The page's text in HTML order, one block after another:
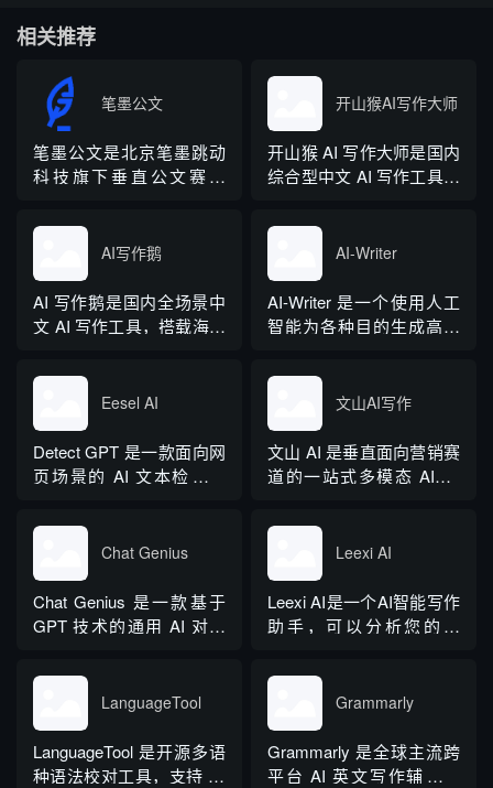
相关推荐
笔墨公文
笔墨公文是北京笔墨跳动
科技旗下垂直公文赛道
制公文专业场景，依托海
量标准公文语料训练专属
大模型。平台整合 AI 公文
生成、全维度智能校对、
范文库、实时更新素材
撰写、文稿合...
开山猴AI写作大师
开山猴 AI 写作大师是国内
综合型中文 AI 写作工具，
方法论与自研大模型算
法，大幅降低 AI 使用门
槛，无需专业提示词技巧
即可产出高质量文稿。平
台覆盖 20 余个行业领域、
AI写作鹅
AI 写作鹅是国内全场景中
文 AI 写作工具，搭载海量
公文、学术论文、电商短
视频、新媒体、文学创
作、多行业策划等上百类
场景，集成伪原创改写、
图生文、多语言翻译、
AI-Writer
AI-Writer 是一个使用人工
智能为各种目的生成高质
论您是需要撰写博客文
章、产品描述、登录页面
还是研究论文。
Eesel AI
Detect GPT 是一款面向网
页场景的 AI 文本检测工
主，核心能力是实时扫描
网页文字，甄别 GPT 系列
大模型产出内容，依托斯
坦福零样本概率曲率检测
技术，无需针对新模型重
文山AI写作
文山 AI 是垂直面向营销赛
道的一站式多模态 AIGC
成，依托深度学习算法学
习用户创作风格，适配新
闻稿、产品文案、广告宣
传等各类营销文体。内置
十大类海量行业模板，覆
Chat Genius
Chat Genius 是一款基于
GPT 技术的通用 AI 对话
言处理能力实现图文双向
交互，支持自定义专属个
性化 AI 助理，覆盖问答查
询、内容创作、生活事务
辅助等场景。产品采用金
Leexi AI
Leexi AI是一个AI智能写作
助手，可以分析您的文
本的反馈和建议，帮助您
纠正语法、拼写和标点符
号错误等。
LanguageTool
LanguageTool 是开源多语
种语法校对工具，支持 30
Grammarly
Grammarly 是全球主流跨
平台 AI 英文写作辅助工